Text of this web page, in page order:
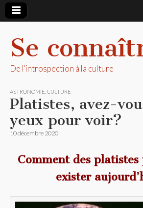
Se
De l'introspection à la culture
ASTRONOMIE CULTURE
Platistes, avez-
yeux pour voir?
10 décembre 2020
Comment des
exister